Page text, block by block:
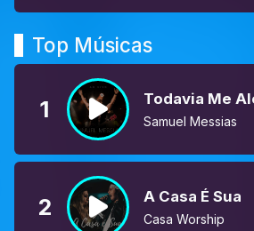
Top Músicas
1 Todavia Me
Samuel Messias
2 A Casa É Sua
Casa Worship